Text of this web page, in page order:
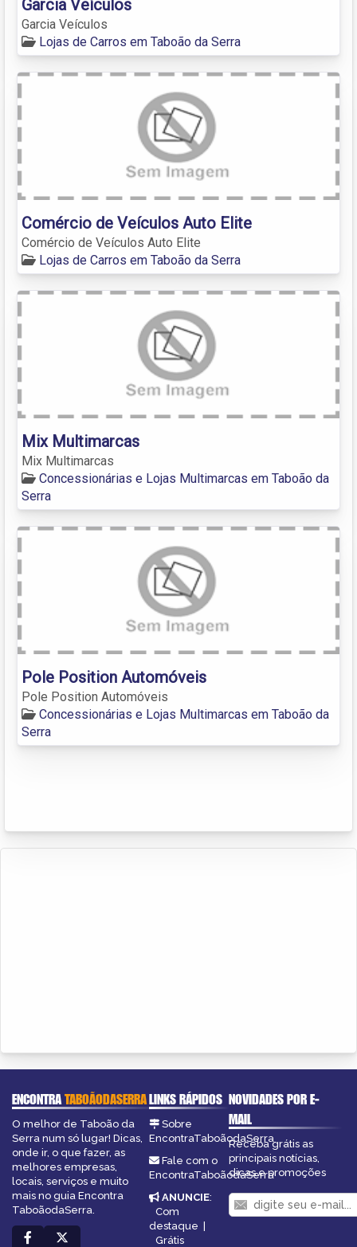
Garcia Veículos
Garcia Veículos
Lojas de Carros em Taboão da Serra
Comércio de Veículos Auto Elite
Comércio de Veículos Auto Elite
Lojas de Carros em Taboão da Serra
Mix Multimarcas
Mix Multimarcas
Concessionárias e Lojas Multimarcas em Taboão da
Serra
Pole Position Automóveis
Pole Position Automóveis
Concessionárias e Lojas Multimarcas em Taboão da
Serra
ENCONTRATABOÃODASERRA
O melhor de Taboão da
Serra num só lugar! Dicas,
onde ir, o que fazer, as
melhores empresas,
locais, serviços e muito
mais no guia Encontra
TaboãodaSerra.
LINKS RÁPIDOS
Sobre
EncontraTaboãodaSerra
Fale com o
EncontraTaboãodaSerra
ANUNCIE:
Com
destaque |
Grátis
NOVIDADES POR E-
MAIL
Receba grátis as
principais notícias,
dicas e promoções